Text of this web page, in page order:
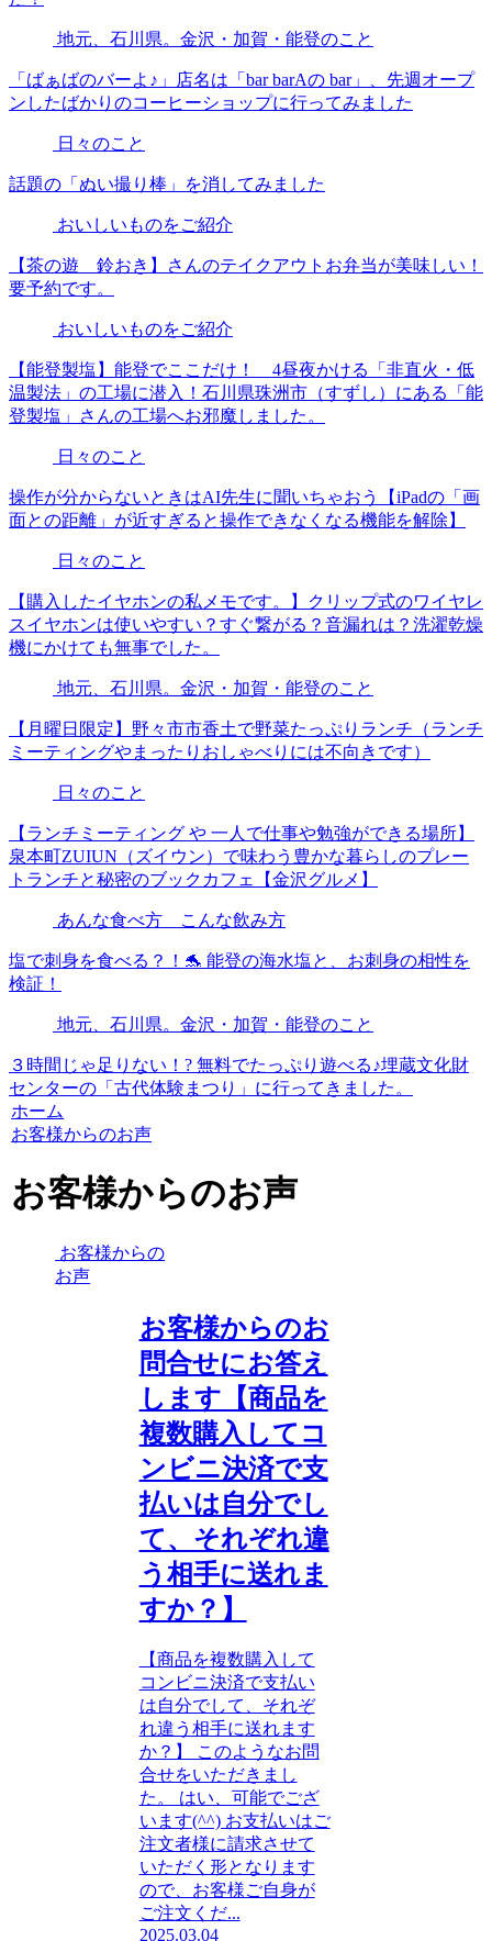
地元、石川県。金沢・加賀・能登のこと
「ばぁばのバーよ♪」店名は「bar barAの bar」、先週オープ
ンしたばかりのコーヒーショップに行ってみました
日々のこと
話題の「ぬい撮り棒」を消してみました
おいしいものをご紹介
【茶の遊 鈴おき】さんのテイクアウトお弁当が美味しい！
要予約です。
おいしいものをご紹介
【能登製塩】能登でここだけ！ 4昼夜かける「非直火・低
温製法」の工場に潜入！石川県珠洲市（すずし）にある「能
登製塩」さんの工場へお邪魔しました。
日々のこと
操作が分からないときはAI先生に聞いちゃおう【iPadの「画
面との距離」が近すぎると操作できなくなる機能を解除】
日々のこと
【購入したイヤホンの私メモです。】クリップ式のワイヤレ
スイヤホンは使いやすい？すぐ繋がる？音漏れは？洗濯乾燥
機にかけても無事でした。
地元、石川県。金沢・加賀・能登のこと
【月曜日限定】野々市市香土で野菜たっぷりランチ（ランチ
ミーティングやまったりおしゃべりには不向きです）
日々のこと
【ランチミーティング や 一人で仕事や勉強ができる場所】
泉本町ZUIUN（ズイウン）で味わう豊かな暮らしのプレー
トランチと秘密のブックカフェ【金沢グルメ】
あんな食べ方 こんな飲み方
塩で刺身を食べる？！🐬 能登の海水塩と、お刺身の相性を
検証！
地元、石川県。金沢・加賀・能登のこと
３時間じゃ足りない！? 無料でたっぷり遊べる♪埋蔵文化財
センターの「古代体験まつり」に行ってきました。
ホーム
お客様からのお声
お客様からのお声
お客様からの
お声
お客様からのお
問合せにお答え
します【商品を
複数購入してコ
ンビニ決済で支
払いは自分でし
て、それぞれ違
う相手に送れま
すか？】
【商品を複数購入して
コンビニ決済で支払い
は自分でして、それぞ
れ違う相手に送れます
か？】 このようなお問
合せをいただきまし
た。 はい、可能でござ
います(^^) お支払いはご
注文者様に請求させて
いただく形となります
ので、お客様ご自身が
ご注文くだ...
2025.03.04